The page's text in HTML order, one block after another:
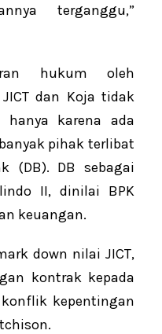
terganggu,”
hukum oleh
dan Koja tidak
karena ada
pihak terlibat
(DB). DB sebagai
II, dinilai BPK
keuangan.
down nilai JICT,
kontrak kepada
kepentingan